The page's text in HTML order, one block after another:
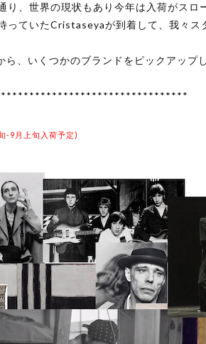
り、世界の現状もあり今年は入荷がスロ
っていたCristaseyaが到着して、我々ス
、いくつかのブランドをピックアップ
-9月上旬入荷予定)